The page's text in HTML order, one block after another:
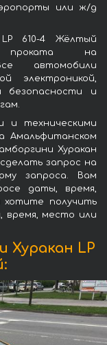
или ж/д
610-4 Жёлтый
проката на
автомобили
электроникой,
безопасности и
и техническими
Амальфитанском
Хуракан
запрос на
запроса. Вам
даты, время,
получить
время, место или
Хуракан LP